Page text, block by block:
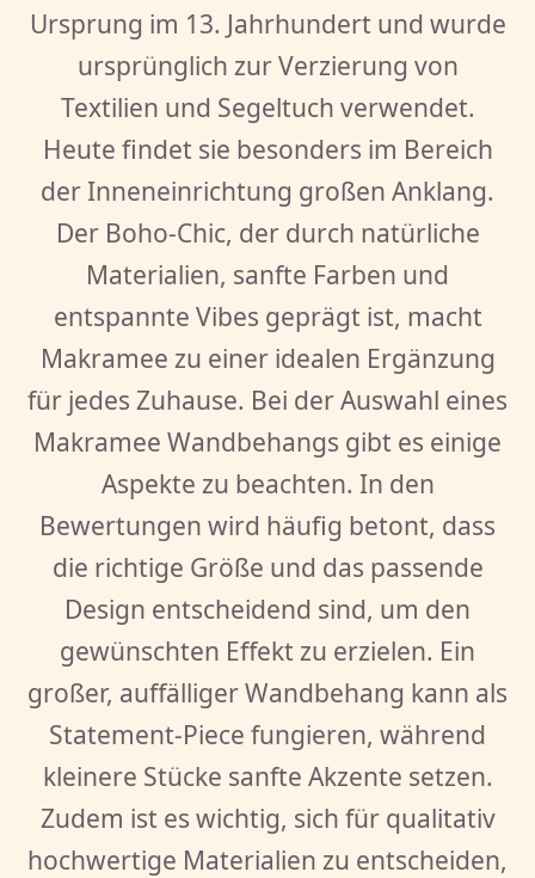
Ursprung im 13. Jahrhundert und wurde
ursprünglich zur Verzierung von
Textilien und Segeltuch verwendet.
Heute findet sie besonders im Bereich
der Inneneinrichtung großen Anklang.
Der Boho-Chic, der durch natürliche
Materialien, sanfte Farben und
entspannte Vibes geprägt ist, macht
Makramee zu einer idealen Ergänzung
für jedes Zuhause. Bei der Auswahl eines
Makramee Wandbehangs gibt es einige
Aspekte zu beachten. In den
Bewertungen wird häufig betont, dass
die richtige Größe und das passende
Design entscheidend sind, um den
gewünschten Effekt zu erzielen. Ein
großer, auffälliger Wandbehang kann als
Statement-Piece fungieren, während
kleinere Stücke sanfte Akzente setzen.
Zudem ist es wichtig, sich für qualitativ
hochwertige Materialien zu entscheiden,